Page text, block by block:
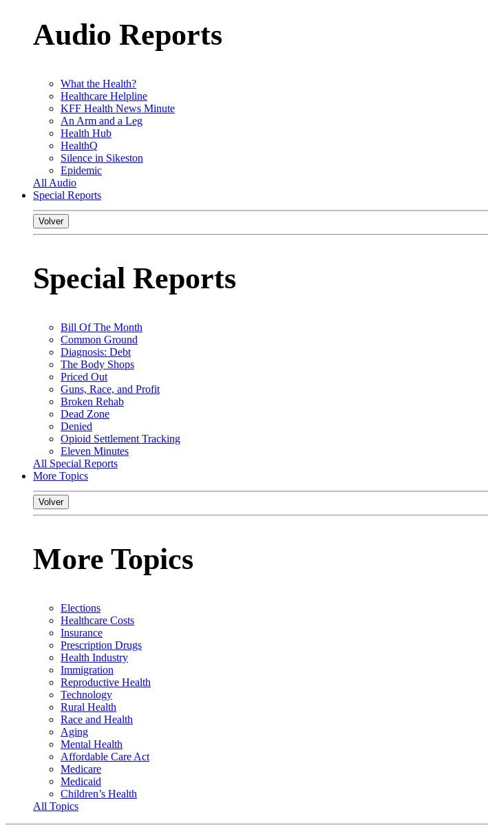
Audio Reports
What the Health?
Healthcare Helpline
KFF Health News Minute
An Arm and a Leg
Health Hub
HealthQ
Silence in Sikeston
Epidemic
All Audio
Special Reports
Volver
Special Reports
Bill Of The Month
Common Ground
Diagnosis: Debt
The Body Shops
Priced Out
Guns, Race, and Profit
Broken Rehab
Dead Zone
Denied
Opioid Settlement Tracking
Eleven Minutes
All Special Reports
More Topics
Volver
More Topics
Elections
Healthcare Costs
Insurance
Prescription Drugs
Health Industry
Immigration
Reproductive Health
Technology
Rural Health
Race and Health
Aging
Mental Health
Affordable Care Act
Medicare
Medicaid
Children’s Health
All Topics